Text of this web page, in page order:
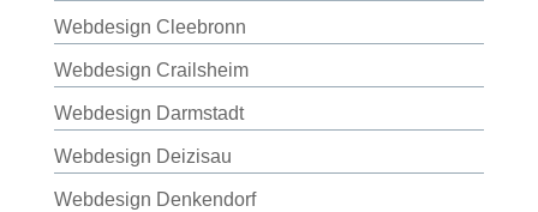
Webdesign Cleebronn
Webdesign Crailsheim
Webdesign Darmstadt
Webdesign Deizisau
Webdesign Denkendorf